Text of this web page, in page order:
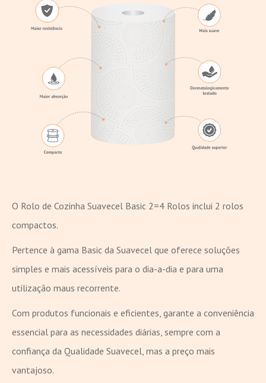
O Rolo de Cozinha Suavecel Basic 2=4 Rolos inclui 2 rolos
compactos.
Pertence à gama Basic da Suavecel que oferece soluções
simples e mais acessíveis para o dia-a-dia e para uma
utilização maus recorrente.
Com produtos funcionais e eficientes, garante a conveniência
essencial para as necessidades diárias, sempre com a
confiança da Qualidade Suavecel, mas a preço mais
vantajoso.